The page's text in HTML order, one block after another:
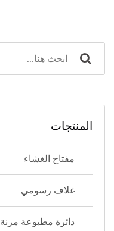
المنتجات
مفتاح الغشاء
غلاف رسومي
دائرة مطبوعة مرنة